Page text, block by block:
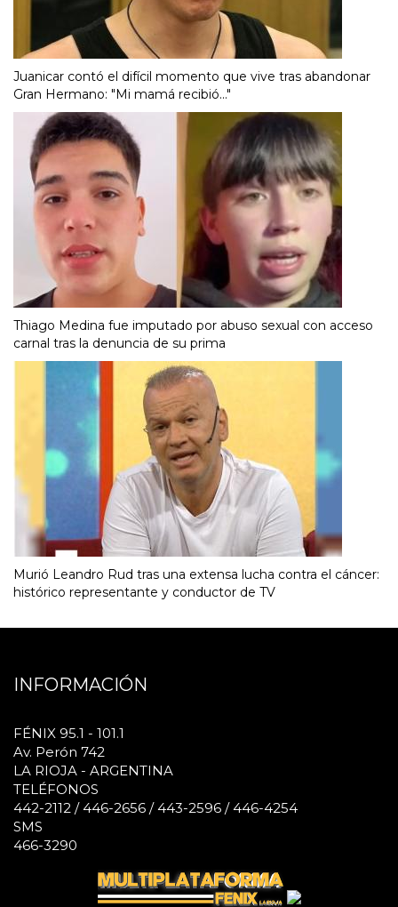
Juanicar contó el difícil momento que vive tras abandonar
Gran Hermano: "Mi mamá recibió..."
Thiago Medina fue imputado por abuso sexual con acceso
carnal tras la denuncia de su prima
Murió Leandro Rud tras una extensa lucha contra el cáncer:
histórico representante y conductor de TV
INFORMACIÓN
FÉNIX 95.1 - 101.1
Av. Perón 742
LA RIOJA - ARGENTINA
TELÉFONOS
442-2112 / 446-2656 / 443-2596 / 446-4254
SMS
466-3290